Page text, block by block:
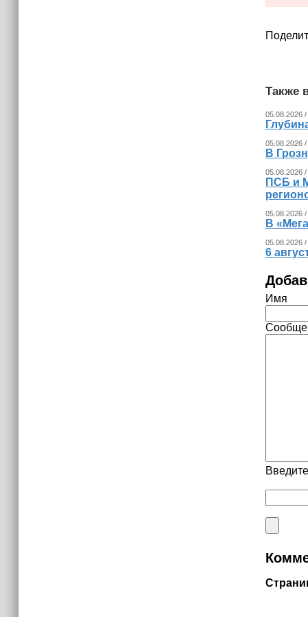
Также
05.08.2026
05.08.2026
В
05.08.2026 /
ПСБ и
05.08.2026
В
05.08.2026
6
Имя